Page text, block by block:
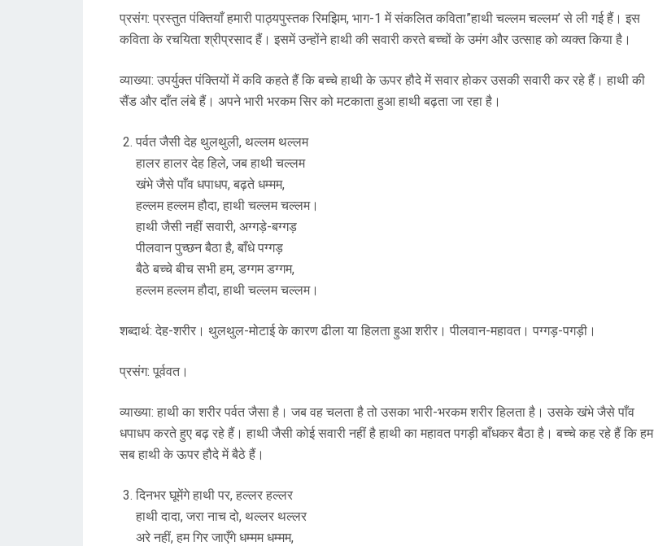
प्रसंग: प्रस्तुत पंक्तियाँ हमारी पाठ्यपुस्तक रिमझिम, भाग-1 में संकलित कविता”हाथी चल्लम चल्लम’ से ली गई हैं। इस
कविता के रचयिता श्रीप्रसाद हैं। इसमें उन्होंने हाथी की सवारी करते बच्चों के उमंग और उत्साह को व्यक्त किया है।
व्याख्या: उपर्युक्त पंक्तियों में कवि कहते हैं कि बच्चे हाथी के ऊपर हौदे में सवार होकर उसकी सवारी कर रहे हैं। हाथी की
सैंड और दाँत लंबे हैं। अपने भारी भरकम सिर को मटकाता हुआ हाथी बढ़ता जा रहा है।
पर्वत जैसी देह थुलथुली, थल्लम थल्लम
हालर हालर देह हिले, जब हाथी चल्लम
खंभे जैसे पाँव धपाधप, बढ़ते धम्मम,
हल्लम हल्लम हौदा, हाथी चल्लम चल्लम।
हाथी जैसी नहीं सवारी, अग्गड़े-बग्गड़
पीलवान पुच्छन बैठा है, बाँधे पग्गड़
बैठे बच्चे बीच सभी हम, डग्गम डग्गम,
हल्लम हल्लम हौदा, हाथी चल्लम चल्लम।
शब्दार्थ: देह-शरीर। थुलथुल-मोटाई के कारण ढीला या हिलता हुआ शरीर। पीलवान-महावत। पग्गड़-पगड़ी।
प्रसंग: पूर्ववत।
व्याख्या: हाथी का शरीर पर्वत जैसा है। जब वह चलता है तो उसका भारी-भरकम शरीर हिलता है। उसके खंभे जैसे पाँव
धपाधप करते हुए बढ़ रहे हैं। हाथी जैसी कोई सवारी नहीं है हाथी का महावत पगड़ी बाँधकर बैठा है। बच्चे कह रहे हैं कि हम
सब हाथी के ऊपर हौदे में बैठे हैं।
दिनभर घूमेंगे हाथी पर, हल्लर हल्लर
हाथी दादा, जरा नाच दो, थल्लर थल्लर
अरे नहीं, हम गिर जाएँगे धम्मम धम्मम,